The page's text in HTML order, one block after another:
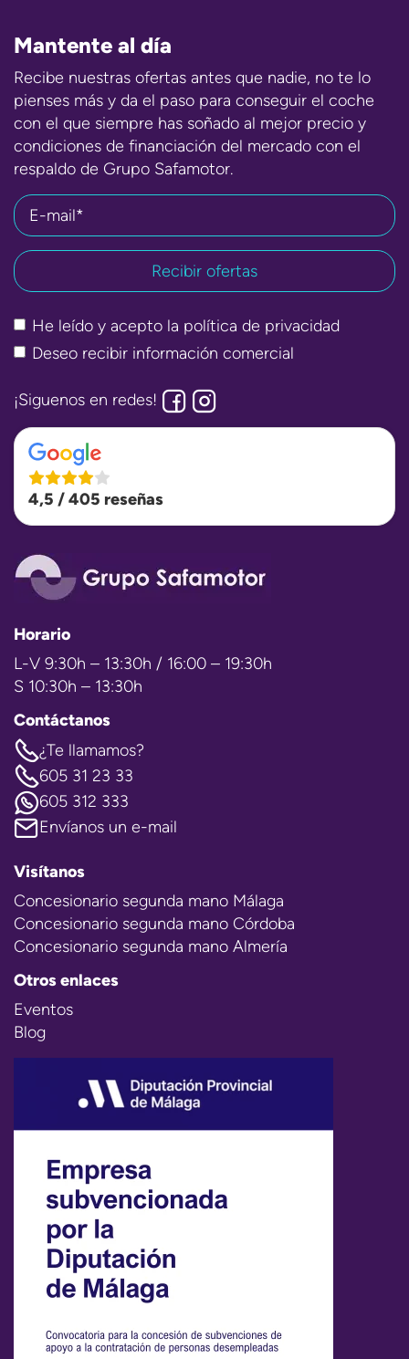
Mantente al día
Recibe nuestras ofertas antes que nadie, no te lo
pienses más y da el paso para conseguir el coche
con el que siempre has soñado al mejor precio y
condiciones de financiación del mercado con el
respaldo de Grupo Safamotor.
E-mail*
He leído y acepto la política de privacidad
Deseo recibir información comercial
¡Siguenos en redes!
4,5 / 405 reseñas
Horario
L-V 9:30h – 13:30h / 16:00 – 19:30h
S 10:30h – 13:30h
Contáctanos
¿Te llamamos?
605 31 23 33
605 312 333
Envíanos un e-mail
Visítanos
Concesionario segunda mano Málaga
Concesionario segunda mano Córdoba
Concesionario segunda mano Almería
Otros enlaces
Eventos
Blog